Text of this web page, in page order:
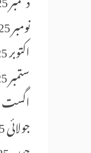
نومبر 2025
اکتوبر 2025
ستمبر 2025
اگست 2025
جولائی 2025